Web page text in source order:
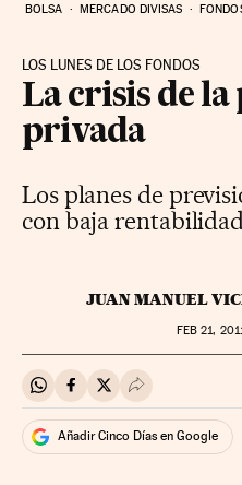
BOLSA MERCADO DIVISAS
LOS LUNES DE LOS FONDOS
La crisis de la
privada
Los planes de
con baja
JUAN MANUEL
FEB 21,
Compartir en Whatsapp
Compartir en Facebook
Compartir en
Desplegar
Añadir Cinco Días en Google